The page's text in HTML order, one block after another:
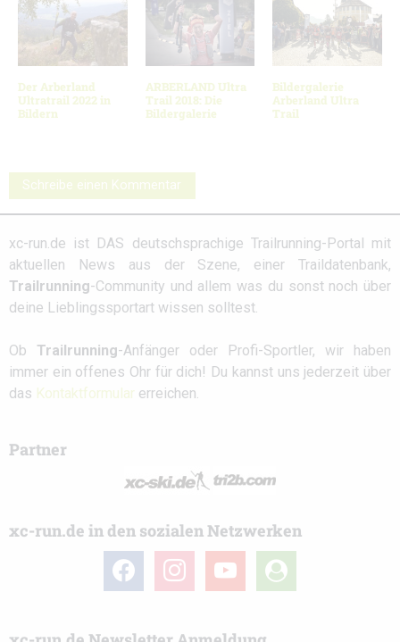
Der Arberland
Ultratrail 2022 in
Bildern
ARBERLAND Ultra
Trail 2018: Die
Bildergalerie
Bildergalerie
Arberland Ultra
Trail
Schreibe einen Kommentar
xc-run.de ist DAS deutschsprachige Trailrunning-Portal mit
aktuellen News aus der Szene, einer Traildatenbank,
Trailrunning-Community und allem was du sonst noch über
deine Lieblingssportart wissen solltest.
Ob Trailrunning-Anfänger oder Profi-Sportler, wir haben
immer ein offenes Ohr für dich! Du kannst uns jederzeit über
das Kontaktformular erreichen.
Partner
xc-run.de in den sozialen Netzwerken
facebook instagramyoutube
user-
circle